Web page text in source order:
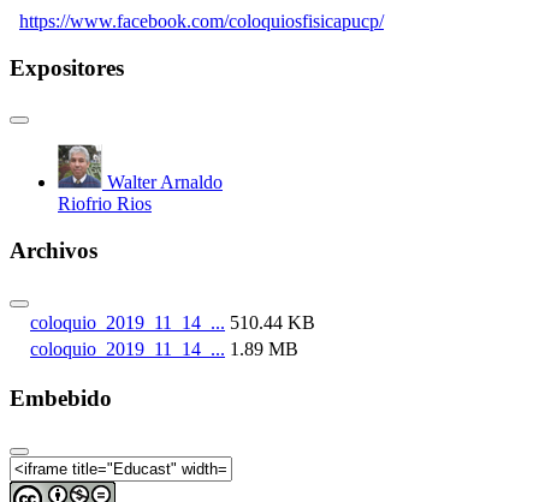
https://www.facebook.com/coloquiosfisicapucp/
Expositores
Walter Arnaldo
Riofrio Rios
Archivos
coloquio_2019_11_14_... 510.44 KB
coloquio_2019_11_14_... 1.89 MB
Embebido